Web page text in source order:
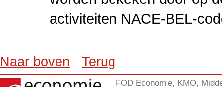
activiteiten NACE-BEL-
Naar boven Terug
FOD Economie, KMO,